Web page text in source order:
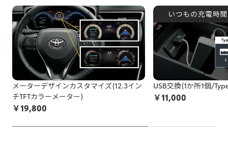
どの作業品質の保証はし兼ねます。
お申込み後に、施工をお断りすることになった場合、所定の
キャンセル料がかかります。
以上をご了承の上、お申し込みください。
ら対応致しますので、納期が通常以上になる場合がございま
す。
非純正品アイテムが機能しなくなる、部品が劣化等で壊れて
しまう可能性があります。
非純正品をDIY等で施工されている方は こちらの注意喚起も
ご覧ください。
お申込み後に、施工をお断りすることになった場合、所定の
キャンセル料がかかります。
保安基準不適合車の例を確認する
メーターデザインカスタマイズ(12.3イン
チTFTカラーメーター)
￥19,800
USB交換(1か所1個/
￥11,000